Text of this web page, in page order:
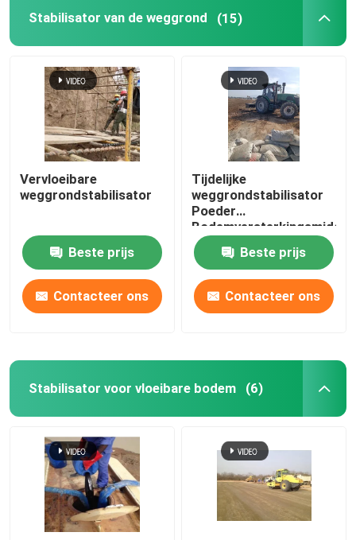
Natspuitmachine
Stabilisator van de weggrond (15)
Vervloeibare
weggrondstabilisator
Beste prijs
Contacteer ons
Tijdelijke
weggrondstabilisator
Poeder
Bodemversterkingsmiddel
Parkeerterrein
Versterkingsmiddel
Beste prijs
Contacteer ons
Stabilisator voor vloeibare bodem (6)